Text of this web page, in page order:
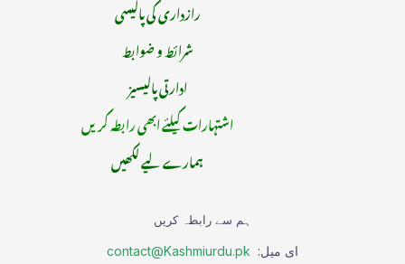
رازداری کی پالیسی
شرائط و ضوابط
ادارتی پالیسیز
اشتہارات کیلئے ابھی رابطہ کریں
ہمارے لیے لکھیں
ہم سے رابطہ کریں
ای میل: contact@Kashmiurdu.pk